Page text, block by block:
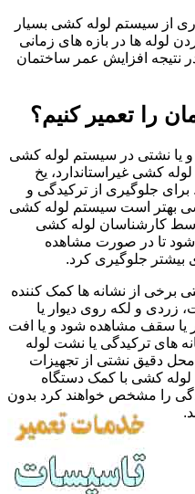
از سیستم لوله کشی بسیار
لوله ها در بازه های زمانی
نتیجه افزایش عمر ساختمان
را تعمیر کنیم؟
و یا نشتی در سیستم لوله کشی
کشی غیراستاندارد، یخ
برای جلوگیری از ترکیدگی و
بهتر است سیستم لوله کشی
کارشناسان لوله کشی
تا در صورت مشاهده
جلوگیری کرد.
برخی از نشانه ها کمک کننده
زردی و لکه روی دیوار یا
یا سقف مشاهده شود و یا افت
های ترکیدگی یا نشت لوله
دقیق نشتی از تجهیزات
کشی با کمک دستگاه
را مشخص خواهند کرد بدون